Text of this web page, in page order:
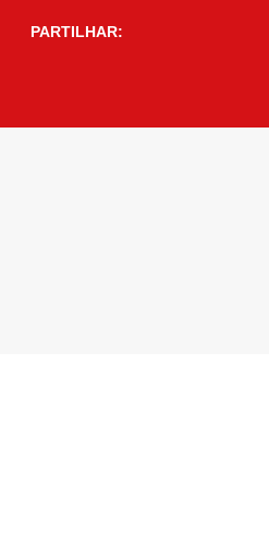
PARTILHAR: